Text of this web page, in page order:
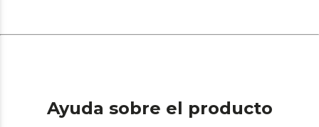
Ayuda sobre el producto